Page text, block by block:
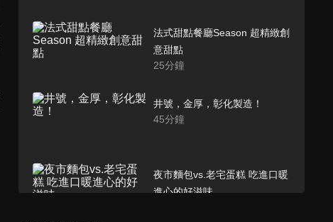
法式甜點餐廳Season 超精緻創
意甜點
25分鐘
井號，金厚，彰化製造！
45分鐘
夜市麵包vs.老宅蛋糕 吃進口暖
進心的好滋味